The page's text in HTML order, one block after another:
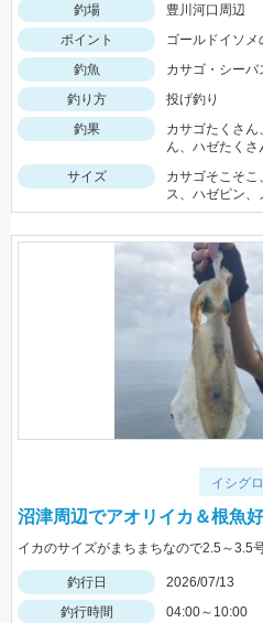
釣場
豊川河口周辺
ポイント
ゴールドイソメ
釣魚
カサゴ・シー
釣り方
投げ釣り
釣果
カサゴたくさ
ん、ハゼたく
サイズ
カサゴそこそこ
ス、ハゼピン、
イシグ
沼津周辺でアオリイカ＆根魚
釣行日
2026/07/13
釣行時間
04:00～10:00